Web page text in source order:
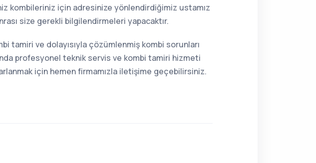
kombileriniz için adresinize yönlendirdiğimiz ustamız
size gerekli bilgilendirmeleri yapacaktır.
tamiri ve dolayısıyla çözümlenmiş kombi sorunları
profesyonel teknik servis ve kombi tamiri hizmeti
için hemen firmamızla iletişime geçebilirsiniz.